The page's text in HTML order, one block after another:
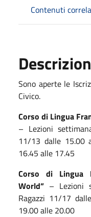
Contenuti
Sono aperte le
Civico.
Corso di Lingua
– Lezioni
11/13 dalle 15.00
16.45 alle 17.45
Corso di Lingua
World” – Lezioni
Ragazzi 11/17
19.00 alle 20.00